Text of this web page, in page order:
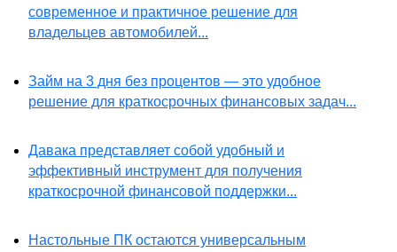
современное и практичное решение для
владельцев автомобилей...
Займ на 3 дня без процентов — это удобное
решение для краткосрочных финансовых задач...
Давака представляет собой удобный и
эффективный инструмент для получения
краткосрочной финансовой поддержки...
Настольные ПК остаются универсальным